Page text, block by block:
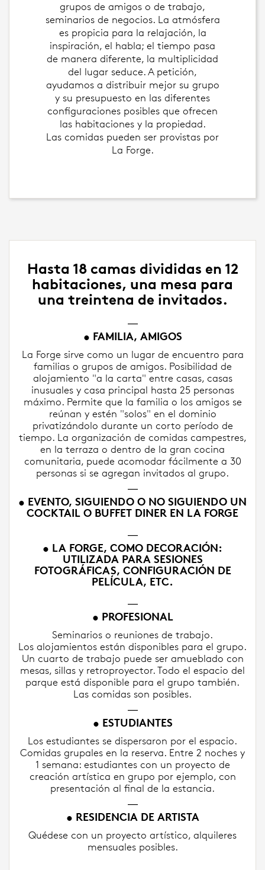
grupos de amigos o de trabajo,
seminarios de negocios. La atmósfera
es propicia para la relajación, la
inspiración, el habla; el tiempo pasa
de manera diferente, la multiplicidad
del lugar seduce. A petición,
ayudamos a distribuir mejor su grupo
y su presupuesto en las diferentes
configuraciones posibles que ofrecen
las habitaciones y la propiedad.
Las comidas pueden ser provistas por
La Forge.
Hasta 18 camas divididas en 12
habitaciones, una mesa para
una treintena de invitados.
• FAMILIA, AMIGOS
La Forge sirve como un lugar de encuentro para
familias o grupos de amigos. Posibilidad de
alojamiento "a la carta" entre casas, casas
inusuales y casa principal hasta 25 personas
máximo. Permite que la familia o los amigos se
reúnan y estén "solos" en el dominio
privatizándolo durante un corto período de
tiempo. La organización de comidas campestres,
en la terraza o dentro de la gran cocina
comunitaria, puede acomodar fácilmente a 30
personas si se agregan invitados al grupo.
• EVENTO, SIGUIENDO O NO SIGUIENDO UN
COCKTAIL O BUFFET DINER EN LA FORGE
• LA FORGE, COMO DECORACIÓN:
UTILIZADA PARA SESIONES
FOTOGRÁFICAS, CONFIGURACIÓN DE
PELÍCULA, ETC.
• PROFESIONAL
Seminarios o reuniones de trabajo.
Los alojamientos están disponibles para el grupo.
Un cuarto de trabajo puede ser amueblado con
mesas, sillas y retroproyector. Todo el espacio del
parque está disponible para el grupo también.
Las comidas son posibles.
• ESTUDIANTES
Los estudiantes se dispersaron por el espacio.
Comidas grupales en la reserva. Entre 2 noches y
1 semana: estudiantes con un proyecto de
creación artística en grupo por ejemplo, con
presentación al final de la estancia.
• RESIDENCIA DE ARTISTA
Quédese con un proyecto artístico, alquileres
mensuales posibles.